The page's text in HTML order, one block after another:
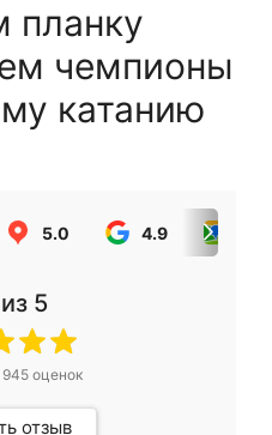
чемпионы
катанию
5.0 4.9
из 5
945оценок
отзыв